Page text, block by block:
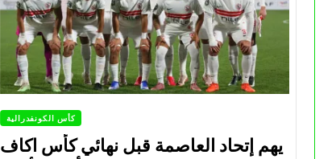
كأس الكونفدرالية
يهم إتحاد العاصمة قبل نهائي كأس اكاف